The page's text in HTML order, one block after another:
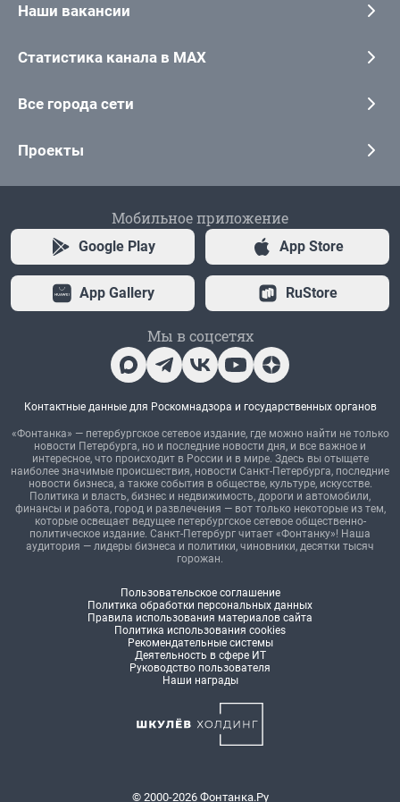
Наши вакансии
Статистика канала в MAX
Все города сети
Проекты
Мобильное приложение
Google Play App Store
App Gallery RuStore
Мы в соцсетях
Контактные данные для Роскомнадзора и государственных органов
«Фонтанка» — петербургское сетевое издание, где можно найти не только
новости Петербурга, но и последние новости дня, и все важное и
интересное, что происходит в России и в мире. Здесь вы отыщете
наиболее значимые происшествия, новости Санкт-Петербурга, последние
новости бизнеса, а также события в обществе, культуре, искусстве.
Политика и власть, бизнес и недвижимость, дороги и автомобили,
финансы и работа, город и развлечения — вот только некоторые из тем,
которые освещает ведущее петербургское сетевое общественно-
политическое издание. Санкт-Петербург читает «Фонтанку»! Наша
аудитория — лидеры бизнеса и политики, чиновники, десятки тысяч
горожан.
Пользовательское соглашение
Политика обработки персональных данных
Правила использования материалов сайта
Политика использования cookies
Рекомендательные системы
Деятельность в сфере ИТ
Руководство пользователя
Наши награды
© 2000-2026 Фонтанка.Ру